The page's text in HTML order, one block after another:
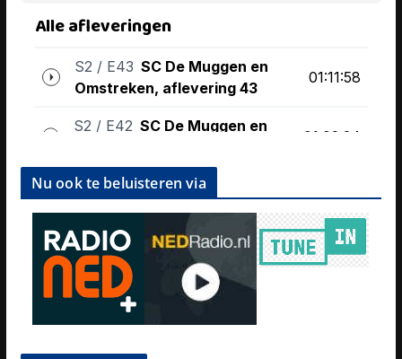
Nu ook te beluisteren via